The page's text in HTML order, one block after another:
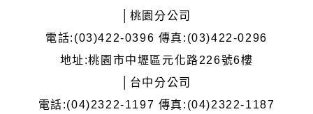
│桃園分公司
電話:(03)422-0396 傳真:(03)422-0296
地址:桃園市中壢區元化路226號6樓
│台中分公司
電話:(04)2322-1197 傳真:(04)2322-1187